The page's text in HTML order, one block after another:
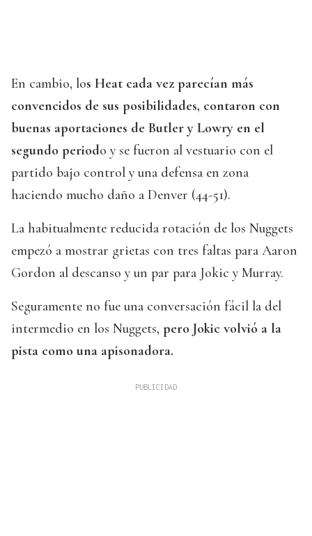
En cambio, los Heat cada vez parecían más
convencidos de sus posibilidades, contaron con
buenas aportaciones de Butler y Lowry en el
segundo periodo y se fueron al vestuario con el
partido bajo control y una defensa en zona
haciendo mucho daño a Denver (44-51).
La habitualmente reducida rotación de los Nuggets
empezó a mostrar grietas con tres faltas para Aaron
Gordon al descanso y un par para Jokic y Murray.
Seguramente no fue una conversación fácil la del
intermedio en los Nuggets, pero Jokic volvió a la
pista como una apisonadora.